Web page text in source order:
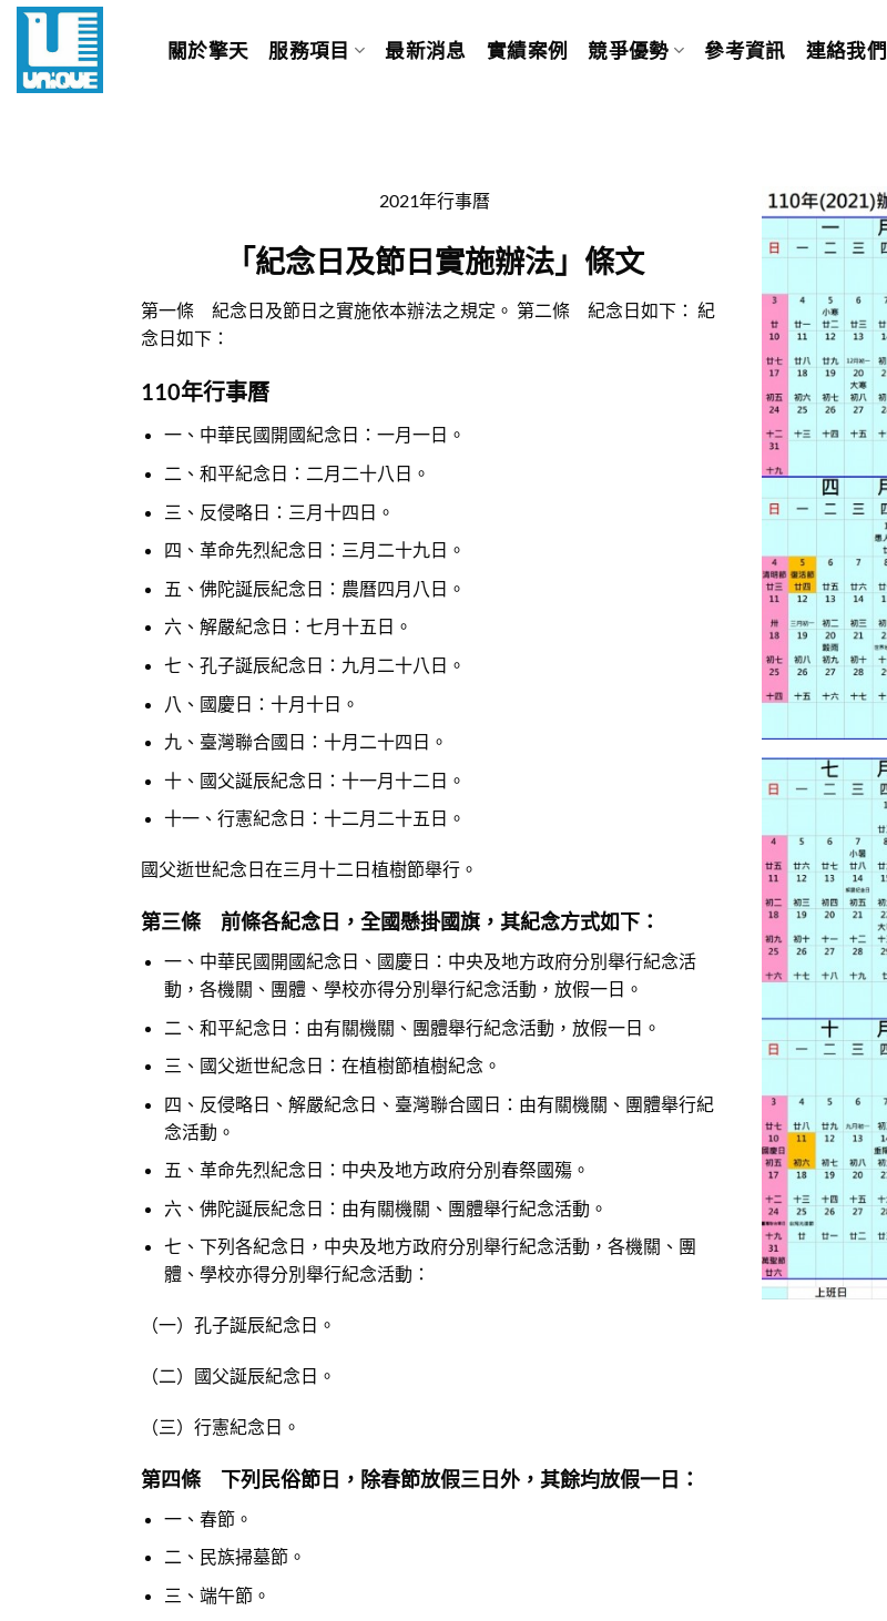
Skip
content
關於擎天 服務項目 最新消息 實績案例 競爭優勢 參考資訊 連絡我們
2021年行事曆
「紀念日及節日實施辦法」條文
第一條 紀念日及節日之實施依本辦法之規定。 第二條 紀念日如下： 紀
念日如下：
110年行事曆
一、中華民國開國紀念日：一月一日。
二、和平紀念日：二月二十八日。
三、反侵略日：三月十四日。
四、革命先烈紀念日：三月二十九日。
五、佛陀誕辰紀念日：農曆四月八日。
六、解嚴紀念日：七月十五日。
七、孔子誕辰紀念日：九月二十八日。
八、國慶日：十月十日。
九、臺灣聯合國日：十月二十四日。
十、國父誕辰紀念日：十一月十二日。
十一、行憲紀念日：十二月二十五日。
國父逝世紀念日在三月十二日植樹節舉行。
第三條 前條各紀念日，全國懸掛國旗，其紀念方式如下：
一、中華民國開國紀念日、國慶日：中央及地方政府分別舉行紀念活
動，各機關、團體、學校亦得分別舉行紀念活動，放假一日。
二、和平紀念日：由有關機關、團體舉行紀念活動，放假一日。
三、國父逝世紀念日：在植樹節植樹紀念。
四、反侵略日、解嚴紀念日、臺灣聯合國日：由有關機關、團體舉行紀
念活動。
五、革命先烈紀念日：中央及地方政府分別春祭國殤。
六、佛陀誕辰紀念日：由有關機關、團體舉行紀念活動。
七、下列各紀念日，中央及地方政府分別舉行紀念活動，各機關、團
體、學校亦得分別舉行紀念活動：
（一）孔子誕辰紀念日。
（二）國父誕辰紀念日。
（三）行憲紀念日。
第四條 下列民俗節日，除春節放假三日外，其餘均放假一日：
一、春節。
二、民族掃墓節。
三、端午節。